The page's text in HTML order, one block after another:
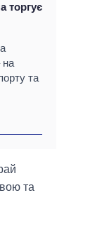
торгує
на
та
та